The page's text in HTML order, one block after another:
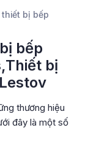
thiết bị bếp
bếp
bị
thương hiệu
đây là một số